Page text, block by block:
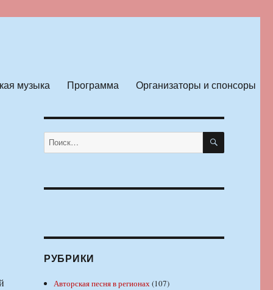
музыка Программа Организаторы и спонсоры
Искать: ПОИСК
РУБРИКИ
Авторская песня в регионах(107)